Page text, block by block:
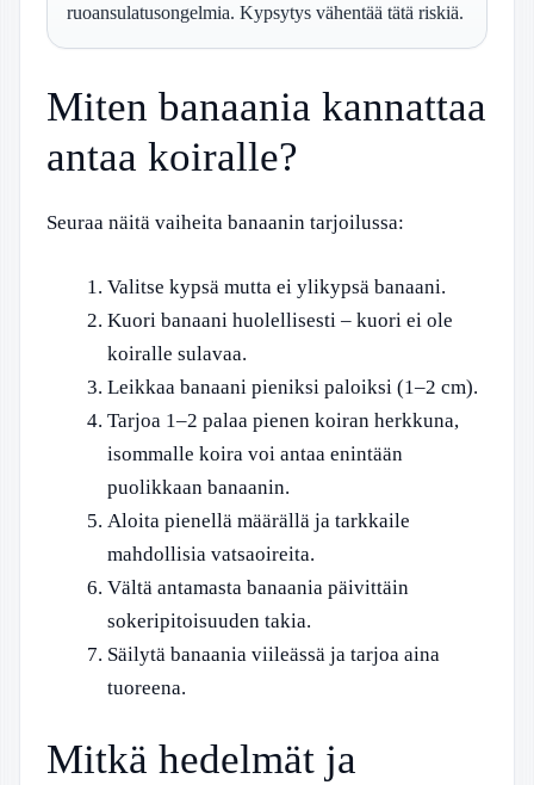
ruoansulatusongelmia. Kypsytys vähentää tätä riskiä.
Miten banaania kannattaa
antaa koiralle?
Seuraa näitä vaiheita banaanin tarjoilussa:
Valitse kypsä mutta ei ylikypsä banaani.
Kuori banaani huolellisesti – kuori ei ole
koiralle sulavaa.
Leikkaa banaani pieniksi paloiksi (1–2 cm).
Tarjoa 1–2 palaa pienen koiran herkkuna,
isommalle koira voi antaa enintään
puolikkaan banaanin.
Aloita pienellä määrällä ja tarkkaile
mahdollisia vatsaoireita.
Vältä antamasta banaania päivittäin
sokeripitoisuuden takia.
Säilytä banaania viileässä ja tarjoa aina
tuoreena.
Mitkä hedelmät ja